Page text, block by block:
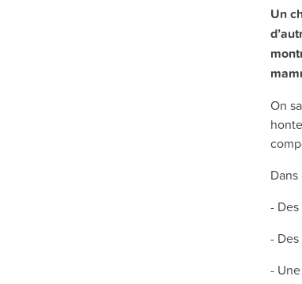
Un
On
-
-
-